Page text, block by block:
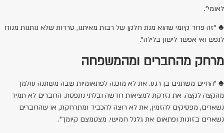
לאומי".
♣ "זה פחד קיומי שהוא מנת חלקן של רבות מאיתנו, טרדות שלא נותנות מנוח
לנפש ואי אפשר לישון בלילה".
מרחק מהחברים ומהמשפחה
♣ "החיים משתנים בן רגע. את לא מוכנה לפתאומיות שבה משתנה עולמך
מהקצה לקצה. את נזרקת למציאות חדשה ובלתי נתפסת. החברים לא תמיד
נשארים, מפסיקים להזמין, את לא רוצה להכביד ומתרחקת, או שהחברים
נשארים בזוגות ופתאום את גלגל חמישי. מצטמצם קיומך".